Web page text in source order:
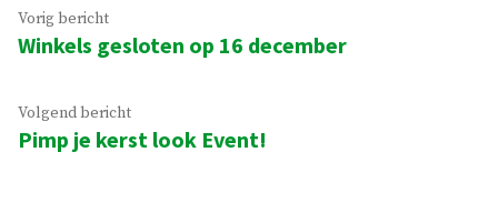
Bericht
navigatie
Vorig berichtVorig
bericht:
Winkels gesloten op 16 december
Volgend berichtVolgend
bericht:
Pimp je kerst look Event!